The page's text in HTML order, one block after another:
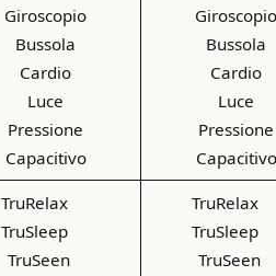
Giroscopio
Bussola
Cardio
Luce
Pressione
Capacitivo
Giroscopio
Bussola
Cardio
Luce
Pressione
Capacitivo
TruRelax
TruSleep
TruSeen
TruSeen